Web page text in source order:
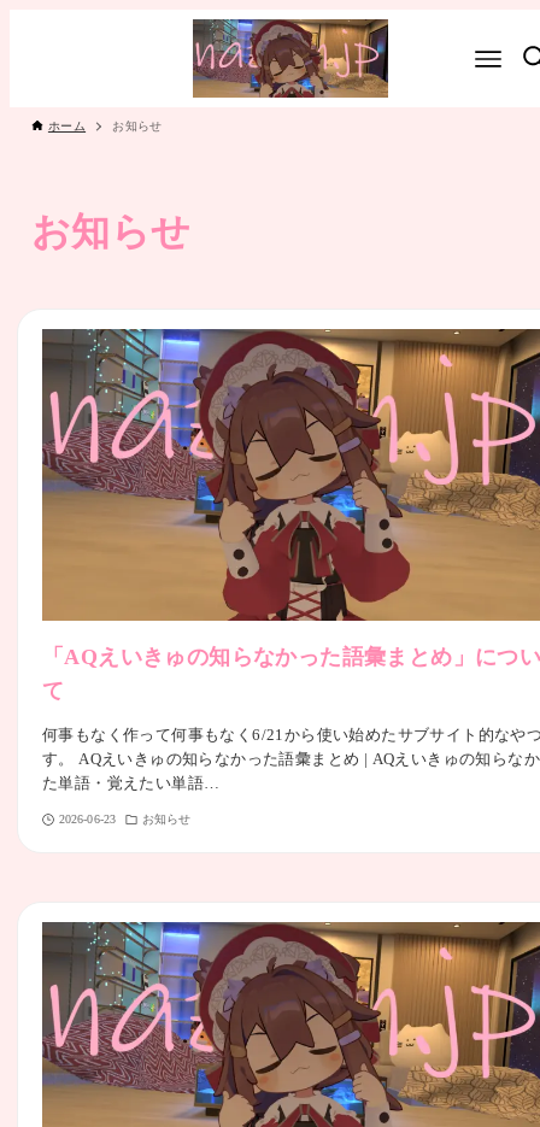
ホーム お知らせ
お知らせ
「AQえいきゅの知らなかった語彙まとめ」につ
て
何事もなく作って何事もなく6/21から使い始めたサブサイト的なや
す。 AQえいきゅの知らなかった語彙まとめ | AQえいきゅの知らな
た単語・覚えたい単語…
2026-06-23 お知らせ